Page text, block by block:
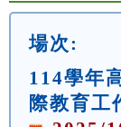
場次:
114學年
際教育工